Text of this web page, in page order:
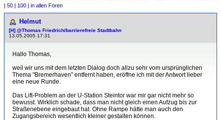
| 50 | 100 | in allen Foren
Helmut
[H] @Thomas Friedrich/barrierefreie Stadtbahn
13.05.2005 17:31
Hallo Thomas,
weil wir uns mit dem letzten Dialog doch allzu sehr vom ursprünglichen
Thema "Bremerhaven" entfernt haben, eröffne ich mit der Antwort lieber
eine neue Runde.
Das Lift-Problem an der U-Station Steintor war mir gar nicht mehr so
bewusst. Wirklich schade, dass man nicht gleich einen Aufzug bis zur
Straßenebene eingebaut hat. Ohne Rampe hätte man auch den
Zugangsbereich wesentlich kleiner gestalten können.